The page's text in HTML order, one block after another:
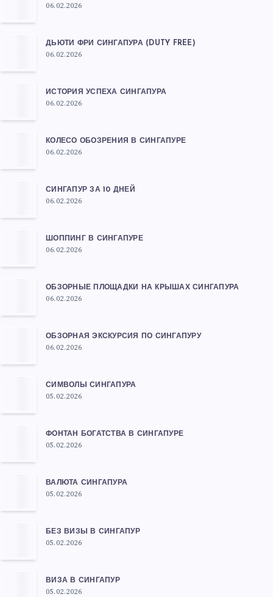
06.02.2026
ДЬЮТИ ФРИ СИНГАПУРА (DUTY FREE)
06.02.2026
ИСТОРИЯ УСПЕХА СИНГАПУРА
06.02.2026
КОЛЕСО ОБОЗРЕНИЯ В СИНГАПУРЕ
06.02.2026
СИНГАПУР ЗА 10 ДНЕЙ
06.02.2026
ШОППИНГ В СИНГАПУРЕ
06.02.2026
ОБЗОРНЫЕ ПЛОЩАДКИ НА КРЫШАХ СИНГАПУРА
06.02.2026
ОБЗОРНАЯ ЭКСКУРСИЯ ПО СИНГАПУРУ
06.02.2026
СИМВОЛЫ СИНГАПУРА
05.02.2026
ФОНТАН БОГАТСТВА В СИНГАПУРЕ
05.02.2026
ВАЛЮТА СИНГАПУРА
05.02.2026
БЕЗ ВИЗЫ В СИНГАПУР
05.02.2026
ВИЗА В СИНГАПУР
05.02.2026